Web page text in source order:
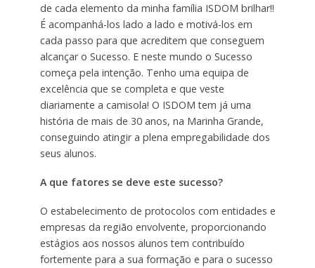
de cada elemento da minha família ISDOM brilhar!!
É acompanhá-los lado a lado e motivá-los em
cada passo para que acreditem que conseguem
alcançar o Sucesso. E neste mundo o Sucesso
começa pela intenção. Tenho uma equipa de
excelência que se completa e que veste
diariamente a camisola! O ISDOM tem já uma
história de mais de 30 anos, na Marinha Grande,
conseguindo atingir a plena empregabilidade dos
seus alunos.
A que fatores se deve este sucesso?
O estabelecimento de protocolos com entidades e
empresas da região envolvente, proporcionando
estágios aos nossos alunos tem contribuído
fortemente para a sua formação e para o sucesso